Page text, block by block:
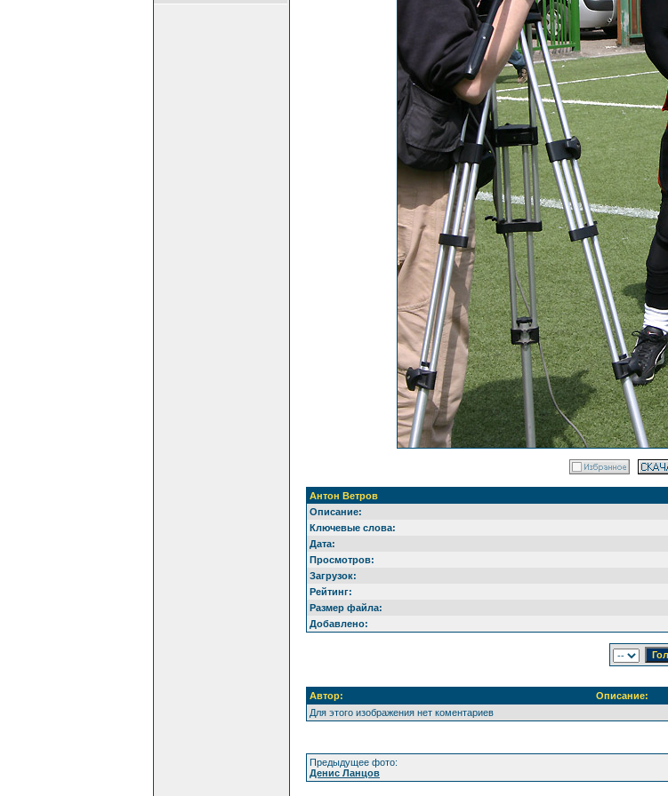
Антон Ветров
Описание:
Ключевые слова:
Дата:
Просмотров:
Загрузок:
Рейтинг:
Размер файла:
Добавлено:
Автор:
Описание:
Для этого изображения нет коментариев
Предыдущее фото:
Денис Ланцов